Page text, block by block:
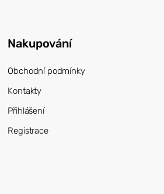
Nakupování
Obchodní podmínky
Kontakty
Přihlášení
Registrace